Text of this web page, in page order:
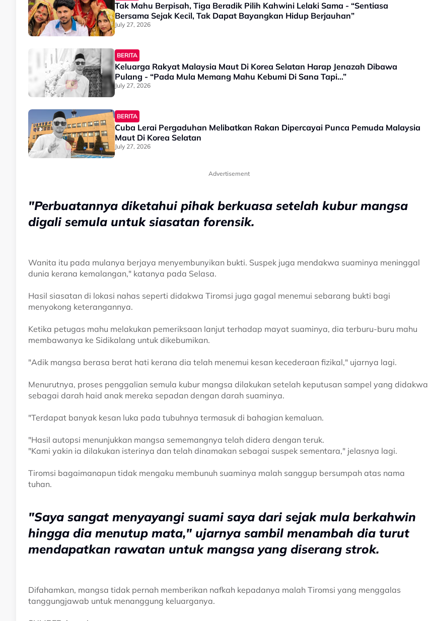
Tak Mahu Berpisah, Tiga Beradik Pilih Kahwini Lelaki Sama - “Sentiasa
Bersama Sejak Kecil, Tak Dapat Bayangkan Hidup Berjauhan”
July 27, 2026
BERITA
Keluarga Rakyat Malaysia Maut Di Korea Selatan Harap Jenazah Dibawa
Pulang - “Pada Mula Memang Mahu Kebumi Di Sana Tapi…”
July 27, 2026
BERITA
Cuba Lerai Pergaduhan Melibatkan Rakan Dipercayai Punca Pemuda Malaysia
Maut Di Korea Selatan
July 27, 2026
Advertisement
"Perbuatannya diketahui pihak berkuasa setelah kubur mangsa
digali semula untuk siasatan forensik.
Wanita itu pada mulanya berjaya menyembunyikan bukti. Suspek juga mendakwa suaminya meninggal
dunia kerana kemalangan," katanya pada Selasa.
Hasil siasatan di lokasi nahas seperti didakwa Tiromsi juga gagal menemui sebarang bukti bagi
menyokong keterangannya.
Ketika petugas mahu melakukan pemeriksaan lanjut terhadap mayat suaminya, dia terburu-buru mahu
membawanya ke Sidikalang untuk dikebumikan.
"Adik mangsa berasa berat hati kerana dia telah menemui kesan kecederaan fizikal," ujarnya lagi.
Menurutnya, proses penggalian semula kubur mangsa dilakukan setelah keputusan sampel yang didakwa
sebagai darah haid anak mereka sepadan dengan darah suaminya.
"Terdapat banyak kesan luka pada tubuhnya termasuk di bahagian kemaluan.
"Hasil autopsi menunjukkan mangsa sememangnya telah didera dengan teruk.
"Kami yakin ia dilakukan isterinya dan telah dinamakan sebagai suspek sementara," jelasnya lagi.
Tiromsi bagaimanapun tidak mengaku membunuh suaminya malah sanggup bersumpah atas nama
tuhan.
"Saya sangat menyayangi suami saya dari sejak mula berkahwin
hingga dia menutup mata," ujarnya sambil menambah dia turut
mendapatkan rawatan untuk mangsa yang diserang strok.
Difahamkan, mangsa tidak pernah memberikan nafkah kepadanya malah Tiromsi yang menggalas
tanggungjawab untuk menanggung keluarganya.